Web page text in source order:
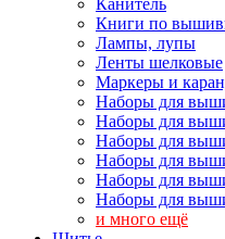
Канитель
Книги по
Лампы, лупы
Ленты шелковые
Маркеры и
Наборы для
Наборы для
Наборы для
Наборы для
Наборы для
Наборы для
и много ещё